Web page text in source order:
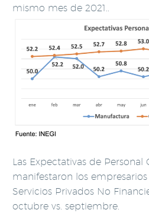
mismo mes de 2021..
Las Expectativas de
manifestaron los
Servicios Privados No
octubre vs. septiembre.